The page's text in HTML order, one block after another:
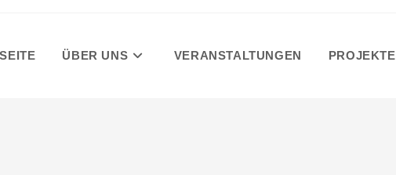
ÜBER UNS VERANSTALTUNGEN PROJEKTE